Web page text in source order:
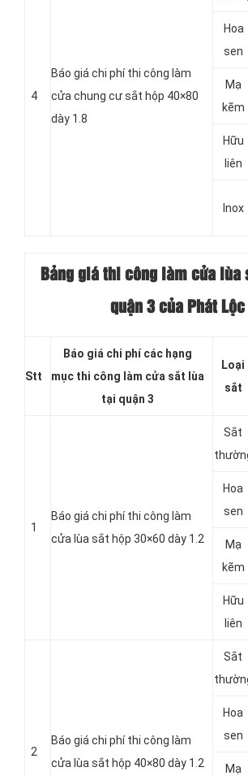
4
Báo giá chi phí thi công làm
cửa chung cư sắt hộp 40×80
dày 1.8
Hoa
sen
Mạ
kẽm
Hữu
liên
Inox
Bảng giá thi công làm cửa lùa
quận 3 của Phát Lộc
Stt
Báo giá chi phí các hạng
mục thi công làm cửa sắt lùa
tại quận 3
Loại
sắt
1
Báo giá chi phí thi công làm
cửa lùa sắt hộp 30×60 dày 1.2
Sắt
Hoa
sen
Mạ
kẽm
Hữu
liên
2
Báo giá chi phí thi công làm
cửa lùa sắt hộp 40×80 dày 1.2
Sắt
Hoa
sen
Mạ